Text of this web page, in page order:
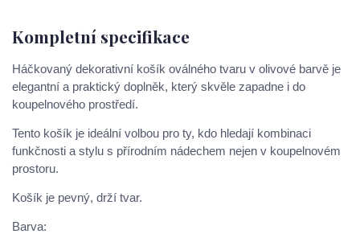
Kompletní specifikace
Háčkovaný dekorativní košík oválného tvaru v olivové barvě je
elegantní a praktický doplněk, který skvěle zapadne i do
koupelnového prostředí.
Tento košík je ideální volbou pro ty, kdo hledají kombinaci
funkčnosti a stylu s přírodním nádechem nejen v koupelnovém
prostoru.
Košík je pevný, drží tvar.
Barva: